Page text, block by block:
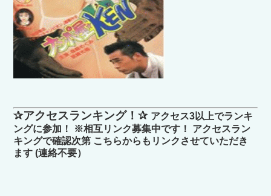
✰アクセスランキング！✰ アクセス3以上でランキ
ングに参加！ ※相互リンク募集中です！ アクセスラン
キングで確認次第 こちらからもリンクさせていただき
ます (連絡不要）